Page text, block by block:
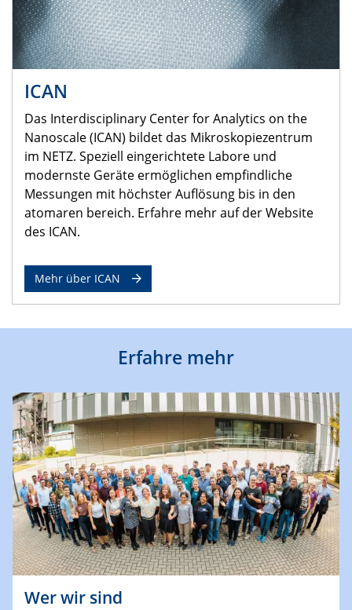
ICAN
Das Interdisciplinary Center for Analytics on the
Nanoscale (ICAN) bildet das Mikroskopiezentrum
im NETZ. Speziell eingerichtete Labore und
modernste Geräte ermöglichen empfindliche
Messungen mit höchster Auflösung bis in den
atomaren bereich. Erfahre mehr auf der Website
des ICAN.
Mehr über ICAN
Erfahre mehr
Wer wir sind